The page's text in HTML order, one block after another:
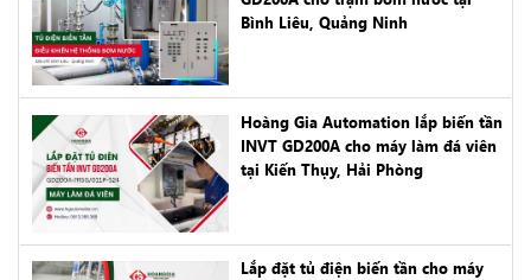
Bình Liêu, Quảng Ninh
Hoàng Gia Automation lắp biến tần
INVT GD200A cho máy làm đá viên
tại Kiến Thụy, Hải Phòng
Lắp đặt tủ điện biến tần cho máy